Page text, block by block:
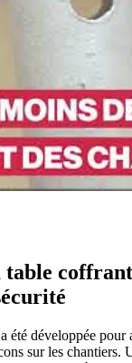
table
été développée pour
sur les chantiers.